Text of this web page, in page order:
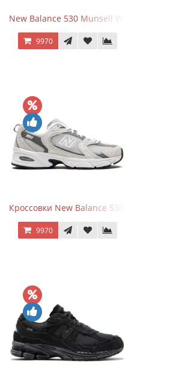
New Balance 530 Munsell White Silver
9970
Кроссовки New Balance 530 Grey
9970